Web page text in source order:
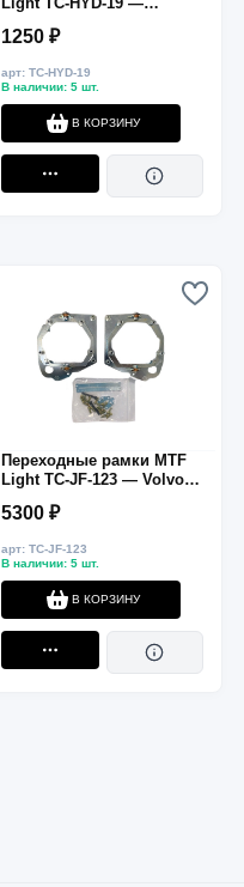
2018, ближний свет,
1250 ₽
арт: TC-HYD-19
В наличии: 5 шт.
В КОРЗИНУ
Переходные рамки MTF
Light TC-JF-123 — Volvo
AFS, HELLA 3R / G5, 2 шт.
5300 ₽
арт: TC-JF-123
В наличии: 5 шт.
В КОРЗИНУ